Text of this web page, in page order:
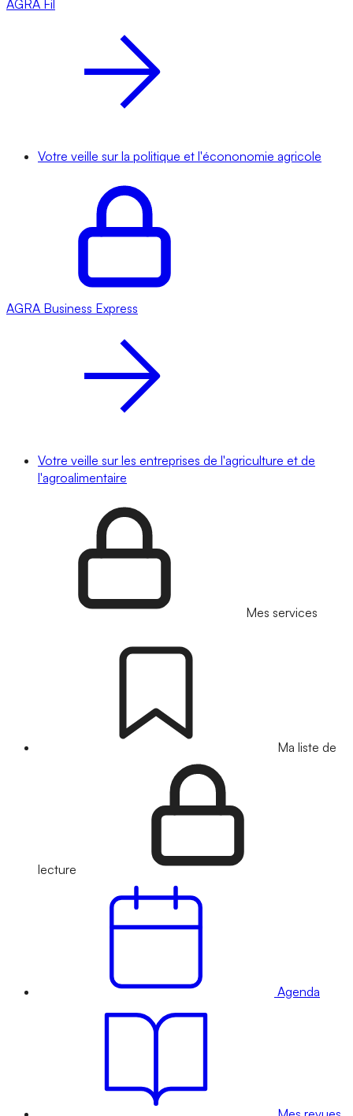
AGRA Fil
Votre veille sur la politique et l'écononomie agricole
AGRA Business Express
Votre veille sur les entreprises de l'agriculture et de
l'agroalimentaire
Mes services
Ma liste de
lecture
Agenda